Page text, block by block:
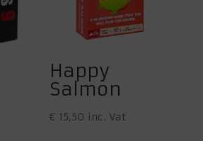
Happy
Salmon
€ 15,50 inc. Vat